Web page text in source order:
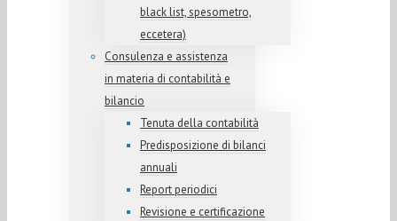
black list, spesometro,
eccetera)
Consulenza e assistenza
in materia di contabilità e
bilancio
Tenuta della contabilità
Predisposizione di bilanci
annuali
Report periodici
Revisione e certificazione